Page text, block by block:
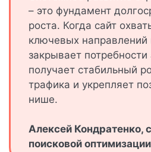
– это фундамент
роста. Когда сайт
ключевых направлений
закрывает потребности
получает стабильный
трафика и укрепляет
нише.
Алексей Кондратенко,
поисковой оптимизации